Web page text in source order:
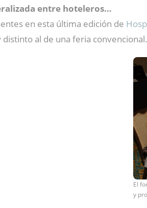
entre hoteleros…
en esta última edición de
distinto al de una feria convencional.
El
y